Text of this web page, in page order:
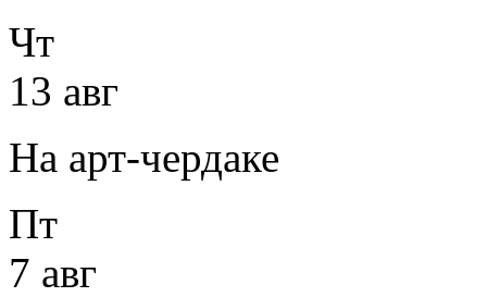
Чт
13 авг
На арт-чердаке
Пт
7 авг